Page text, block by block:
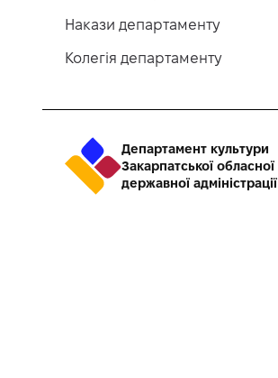
Накази департаменту
Колегія департаменту
Департамент культури
Закарпатської обласної
державної адміністрації